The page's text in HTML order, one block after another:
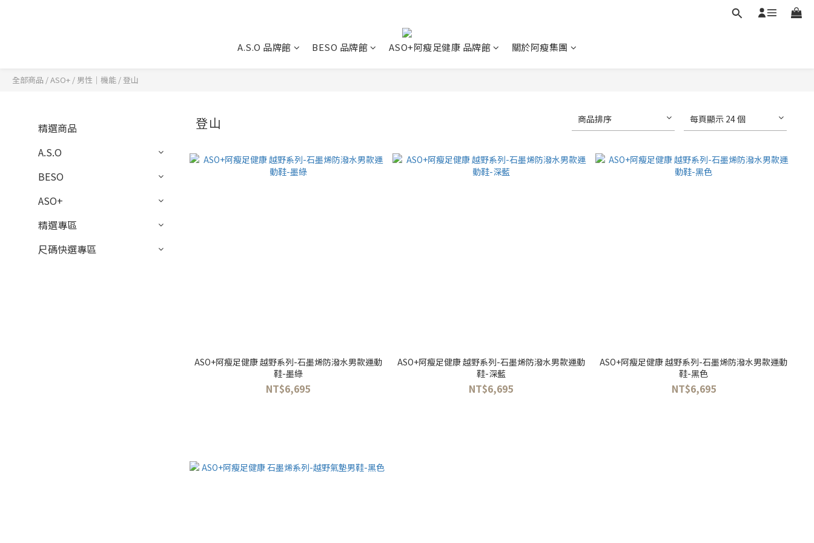
A.S.O 品牌館 BESO 品牌館 ASO+阿瘦足健康 品牌館 關於阿瘦集團
全部商品 /ASO+ / 男性｜機能 / 登山
精選商品
A.S.O
BESO
ASO+
精選專區
尺碼快選專區
登山 商品排序 每頁顯示 24 個
ASO+阿瘦足健康 越野系列-石墨烯防潑水男款運動
鞋-墨綠
NT$6,695
ASO+阿瘦足健康 越野系列-石墨烯防潑水男款運動
鞋-深藍
NT$6,695
ASO+阿瘦足健康 越野系列-石墨烯防潑水男款運動
鞋-黑色
NT$6,695